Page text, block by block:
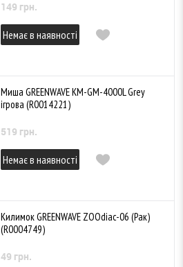
149 грн.
Немає в наявності
Миша GREENWAVE KM-GM-4000L Grey
ігрова (R0014221)
519 грн.
Немає в наявності
Килимок GREENWAVE ZOOdiac-06 (Рак)
(R0004749)
49 грн.